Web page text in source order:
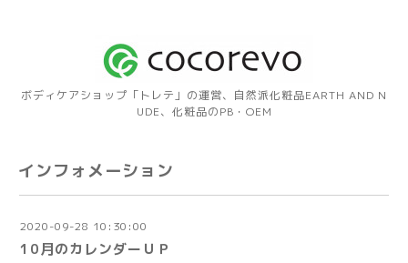
ボディケアショップ「トレテ」の運営、自然派化粧品EARTH AND N
UDE、化粧品のPB・OEM
インフォメーション
2020-09-28 10:30:00
10月のカレンダーＵＰ